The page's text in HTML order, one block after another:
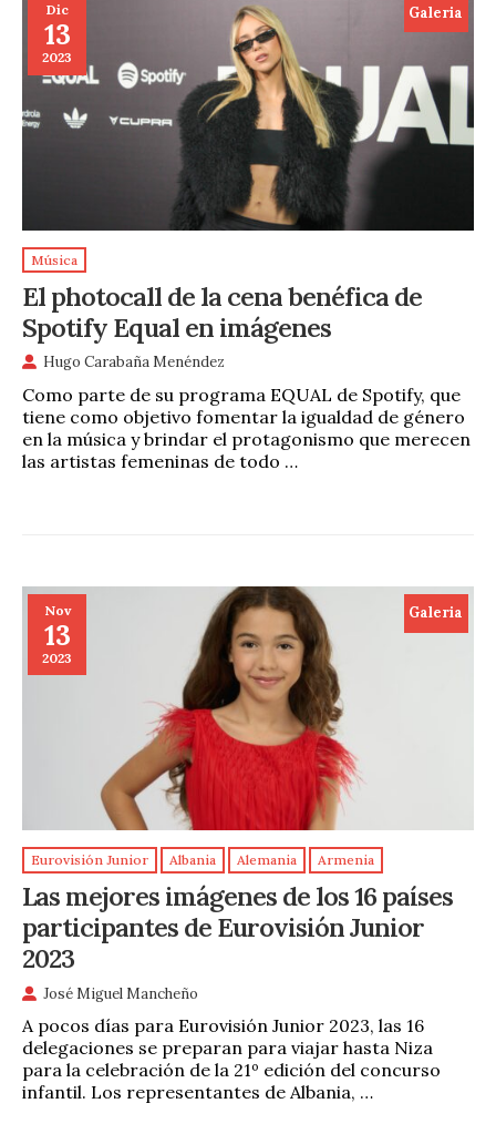
Dic
13
2023
Galeria
Música
El photocall de la cena benéfica de
Spotify Equal en imágenes
Hugo Carabaña Menéndez
Como parte de su programa EQUAL de Spotify, que
tiene como objetivo fomentar la igualdad de género
en la música y brindar el protagonismo que merecen
las artistas femeninas de todo …
Nov
13
2023
Galeria
Eurovisión Junior Albania Alemania Armenia
Las mejores imágenes de los 16 países
participantes de Eurovisión Junior
2023
José Miguel Mancheño
A pocos días para Eurovisión Junior 2023, las 16
delegaciones se preparan para viajar hasta Niza
para la celebración de la 21º edición del concurso
infantil. Los representantes de Albania, …